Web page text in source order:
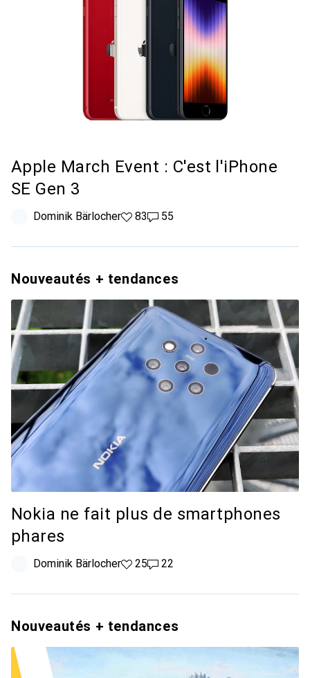
Apple March Event : C'est l'iPhone
SE Gen 3
Dominik Bärlocher83 likes
8355 commentaires
55
Nouveautés + tendances
Nokia ne fait plus de smartphones
phares
Dominik Bärlocher25 likes
2522 commentaires
22
Nouveautés + tendances